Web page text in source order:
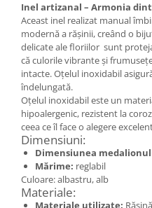
Mărgele / talisman
Accesorii păr
Bijuterii din Floarea de colț
Colier / Pandantiv
Cercei
Suport bijuterii
Bijuterii cu cristale naturale
Colier / Pandantiv
Cercei
Brățară
Set bijuterii
Inel artizanal – Armonia
Aceast inel realizat manual
modernă a rășinii, creând o
delicate ale floriilor sunt
că culorile vibrante și
intacte. Oțelul inoxidabil
îndelungată.
Oțelul inoxidabil este un
hipoalergenic, rezistent la
ceea ce îl face o alegere
Dimensiuni:
Dimensiunea
Mărime: reglabil
Culoare: albastru, alb
Materiale:
Materiale utilizate: